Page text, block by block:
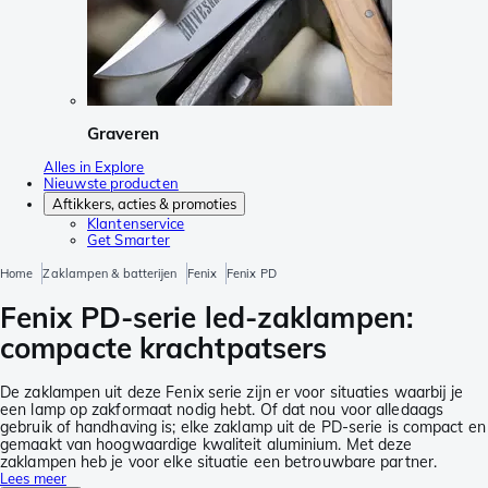
Graveren
Alles in Explore
Nieuwste producten
Aftikkers, acties & promoties
Klantenservice
Get Smarter
Home Zaklampen & batterijen Fenix Fenix PD
Fenix PD-serie led-zaklampen:
compacte krachtpatsers
De zaklampen uit deze Fenix serie zijn er voor situaties waarbij je
een lamp op zakformaat nodig hebt. Of dat nou voor alledaags
gebruik of handhaving is; elke zaklamp uit de PD-serie is compact en
gemaakt van hoogwaardige kwaliteit aluminium. Met deze
zaklampen heb je voor elke situatie een betrouwbare partner.
Lees meer